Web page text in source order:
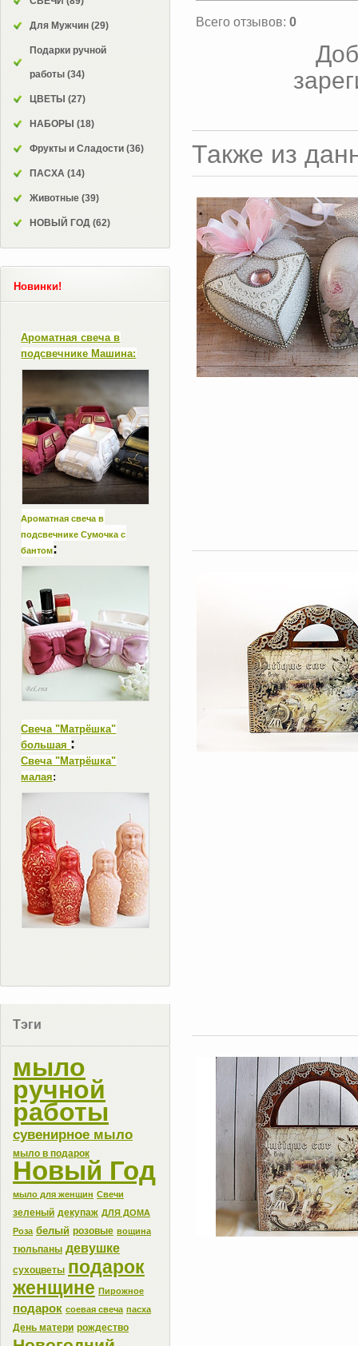
Всего отзывов: 0
Также из
Для Мужчин (29)
Подарки ручной
работы (34)
ЦВЕТЫ (27)
НАБОРЫ (18)
Фрукты и Сладости (36)
ПАСХА (14)
Животные (39)
НОВЫЙ ГОД (62)
Новинки!
Ароматная свеча в
подсвечнике Машина:
Ароматная свеча в
подсвечнике Сумочка с
бантом:
Свеча "Матрёшка"
большая :
Свеча "Матрёшка"
малая:
Тэги
мыло
ручной
работы
сувенирное мыло
мыло в подарок
Новый Год
мыло для женщин Свечи
зеленый декупаж ДЛЯ ДОМА
Роза белый розовые вощина
тюльпаны девушке
сухоцветы подарок
женщине Пирожное
подарок соевая свеча пасха
День матери рождество